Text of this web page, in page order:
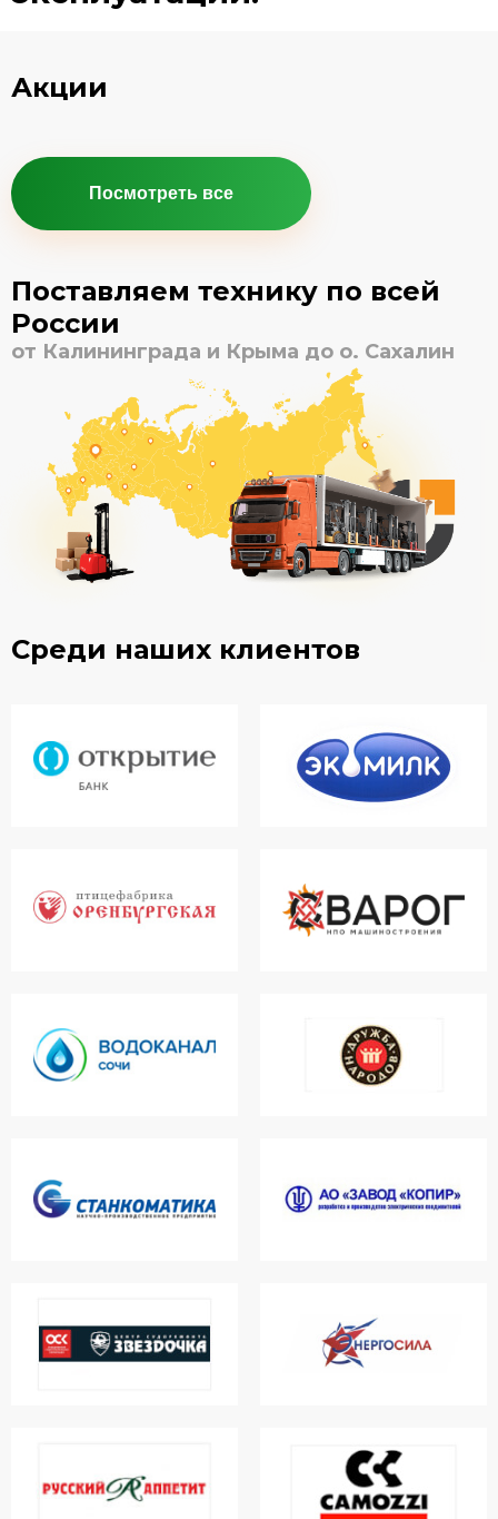
Акции
Посмотреть все
Поставляем технику по всей
России
от Калининграда и Крыма до о. Сахалин
Среди наших клиентов